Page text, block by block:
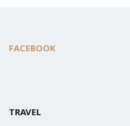
FACEBOOK
TRAVEL